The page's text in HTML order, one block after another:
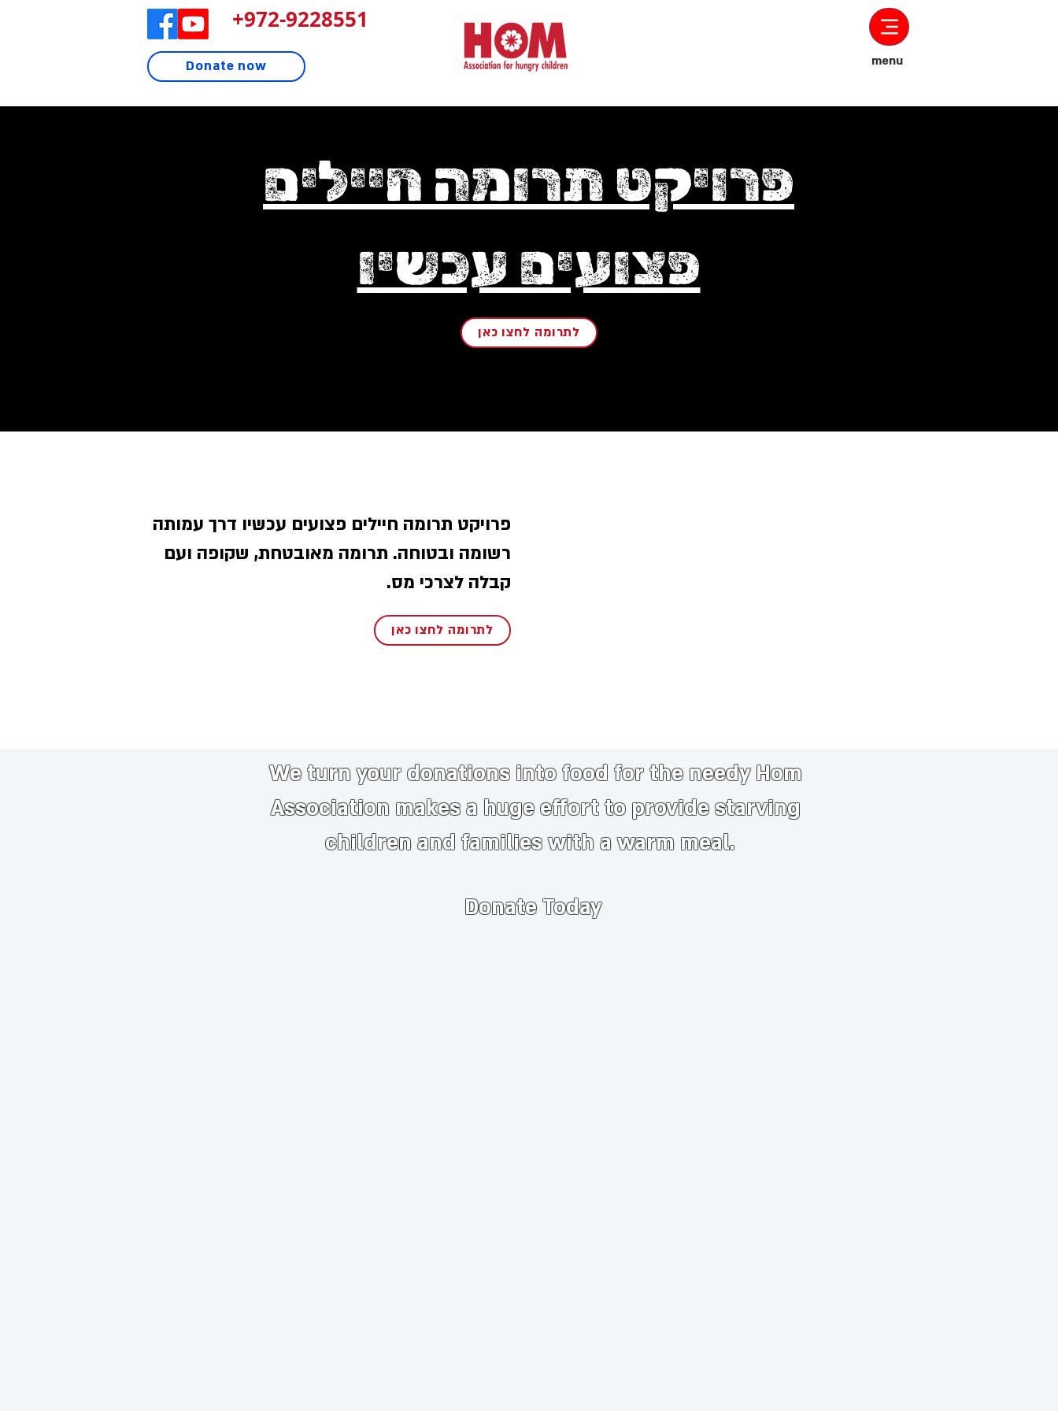
972-9228551+
Donate now menu
פרויקט תרומה חיילים
פצועים עכשיו
לתרומה לחצו כאן
פרויקט תרומה חיילים פצועים עכשיו דרך עמותה
רשומה ובטוחה. תרומה מאובטחת, שקופה ועם
קבלה לצרכי מס.
לתרומה לחצו כאן
We turn your donations into food for the needy​Hom
Association makes a hugeeffort to provide starving
children and families with a warm meal.
Donate Today